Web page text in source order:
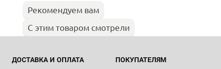
Рекомендуем вам
С этим товаром смотрели
ДОСТАВКА И ОПЛАТА ПОКУПАТЕЛЯМ